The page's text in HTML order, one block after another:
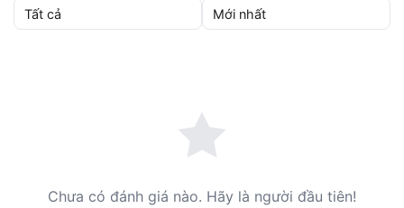
Chưa có đánh giá nào. Hãy là người đầu tiên!